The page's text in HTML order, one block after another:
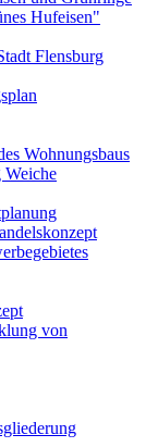
Hufeisen"
Flensburg
Wohnungsbaus
Weiche
von